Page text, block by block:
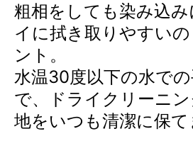
粗相をしても染み込
イに拭き取りやすい
ント。
水温30度以下の水で
で、ドライクリーニ
地をいつも清潔に保て